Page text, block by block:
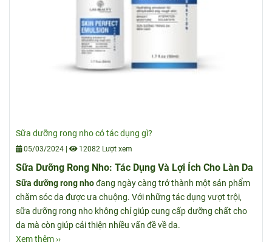
Sữa dưỡng rong nho có tác dụng gì?
05/03/2024 | 12082 Lượt xem
Sữa Dưỡng Rong Nho: Tác Dụng Và Lợi Ích Cho Làn Da
Sữa dưỡng rong nhođang ngày càng trở thành một sản phẩm
chăm sóc da được ưa chuộng. Với những tác dụng vượt trội,
sữa dưỡng rong nho không chỉ giúp cung cấp dưỡng chất cho
da mà còn giúp cải thiện nhiều vấn đề về da.
Xem thêm ››